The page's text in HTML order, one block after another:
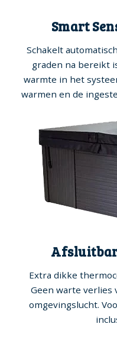
Smart
Schakelt
graden na bereikt
warmte in het
warmen en de
Extra dikke
Geen warte verlies
omgevingslucht.